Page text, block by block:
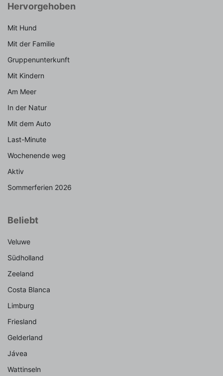
Hervorgehoben
Mit Hund
Mit der Familie
Gruppenunterkunft
Mit Kindern
Am Meer
In der Natur
Mit dem Auto
Last-Minute
Wochenende weg
Aktiv
Sommerferien 2026
Beliebt
Veluwe
Südholland
Zeeland
Costa Blanca
Limburg
Friesland
Gelderland
Jávea
Wattinseln